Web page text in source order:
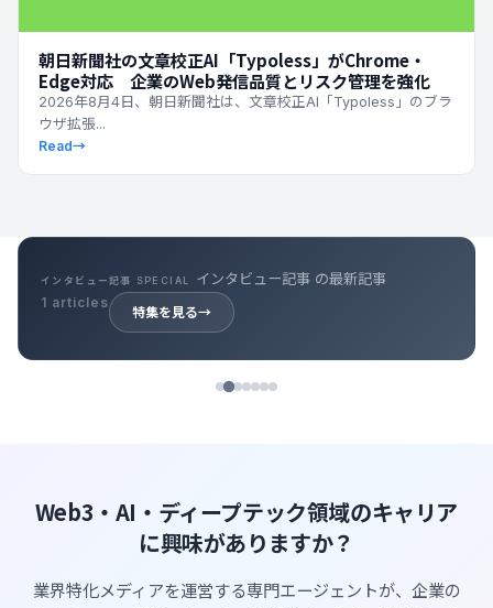
朝日新聞社の文章校正AI「Typoless」がChrome・
Edge対応 企業のWeb発信品質とリスク管理を強化
2026年8月4日、朝日新聞社は、文章校正AI「Typoless」のブラ
ウザ拡張...
Read→
インタビュー記事 SPECIAL インタビュー記事 の最新記事
1 articles
特集を見る→
Web3・AI・ディープテック領域のキャリア
に興味がありますか？
業界特化メディアを運営する専門エージェントが、企業の